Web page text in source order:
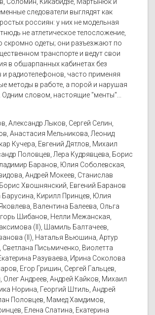
Соломин, Кикабидзе, Мартынюк и
следователи выглядят как
россиян: у них не модельная
не атлетическое телосложение,
скромно одеты; они разъезжают по
транспорте и ведут свои
в обшарпанных кабинетах без
радиотелефонов, часто применяя
методы в работе, а порой и нарушая
Одним словом, настоящие "менты"...
Александр Лыков, Сергей Селин,
Анастасия Мельникова, Леонид
Кучера, Евгений Дятлов, Михаил
Половцев, Лера Кудрявцева, Борис
Баранов, Юлия Соболевская,
Андрей Мокеев, Станислав
Хвошнянский, Евгений Баранов
Барусина, Кирилл Принцев, Юлия
Валентина Балеева, Ольга
Шибанов, Нелли Межанская,
(II), Шамиль Балтачеев,
(II), Наталья Вьюшина, Артур
Светлана Письмиченко, Виолетта
Разуваева, Ирина Соколова
Егор Гришин, Сергей Гальцев,
Андреев, Андрей Кайков, Михаил
Норина, Георгий Штиль, Андрей
Половцев, Мамед Хамдимов,
Елена Слатина, Екатерина